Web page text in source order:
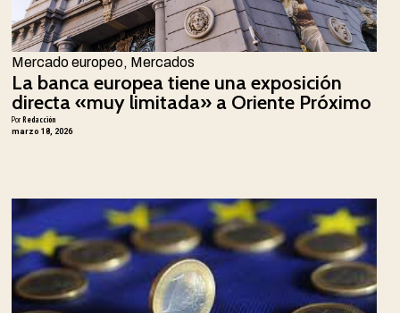
Mercado europeo, Mercados
La banca europea tiene una exposición
directa «muy limitada» a Oriente Próximo
PorRedacción
marzo 18, 2026